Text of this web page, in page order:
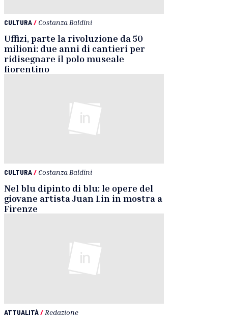
CULTURA/ Costanza Baldini
Uffizi, parte la rivoluzione da 50
milioni: due anni di cantieri per
ridisegnare il polo museale
fiorentino
CULTURA/ Costanza Baldini
Nel blu dipinto di blu: le opere del
giovane artista Juan Lin in mostra a
Firenze
ATTUALITÀ/ Redazione